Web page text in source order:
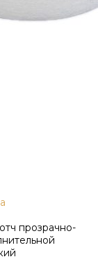
прозрачно-